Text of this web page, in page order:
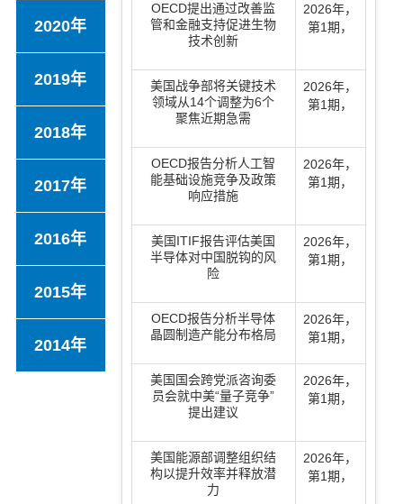
2020年
2019年
2018年
2017年
2016年
2015年
2014年
OECD提出通过改善监
管和金融支持促进生物
技术创新
2026年，
第1期 ，
美国战争部将关键技术
领域从14个调整为6个
聚焦近期急需
2026年，
第1期 ，
OECD报告分析人工智
能基础设施竞争及政策
响应措施
2026年，
第1期 ，
美国ITIF报告评估美国
半导体对中国脱钩的风
险
2026年，
第1期 ，
OECD报告分析半导体
晶圆制造产能分布格局
2026年，
第1期 ，
美国国会跨党派咨询委
员会就中美“量子竞争”
提出建议
2026年，
第1期 ，
美国能源部调整组织结
构以提升效率并释放潜
力
2026年，
第1期 ，